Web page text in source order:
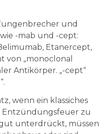
und
-mab und -cept:
Etanercept,
von „monoclonal
Antikörper. „-cept“
wenn ein klassiches
Entzündungsfeuer zu
unterdrückt, müssen